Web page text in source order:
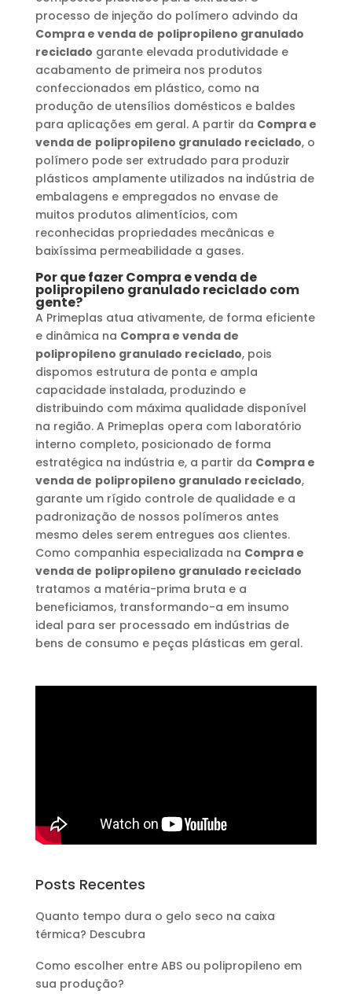
processo de injeção do polímero advindo da
Compra e venda de polipropileno granulado
reciclado garante elevada produtividade e
acabamento de primeira nos produtos
confeccionados em plástico, como na
produção de utensílios domésticos e baldes
para aplicações em geral. A partir da Compra e
venda de polipropileno granulado reciclado, o
polímero pode ser extrudado para produzir
plásticos amplamente utilizados na indústria de
embalagens e empregados no envase de
muitos produtos alimentícios, com
reconhecidas propriedades mecânicas e
baixíssima permeabilidade a gases.
Por que fazerCompra e venda de
polipropileno granulado reciclado com
gente?
A Primeplas atua ativamente, de forma eficiente
e dinâmica na Compra e venda de
polipropileno granulado reciclado, pois
dispomos estrutura de ponta e ampla
capacidade instalada, produzindo e
distribuindo com máxima qualidade disponível
na região. A Primeplas opera com laboratório
interno completo, posicionado de forma
estratégica na indústria e, a partir da Compra e
venda de polipropileno granulado reciclado,
garante um rígido controle de qualidade e a
padronização de nossos polímeros antes
mesmo deles serem entregues aos clientes.
Como companhia especializada na Compra e
venda de polipropileno granulado reciclado
tratamos a matéria-prima bruta e a
beneficiamos, transformando-a em insumo
ideal para ser processado em indústrias de
bens de consumo e peças plásticas em geral.
Posts Recentes
Quanto tempo dura o gelo seco na caixa
térmica? Descubra
Como escolher entre ABS ou polipropileno em
sua produção?